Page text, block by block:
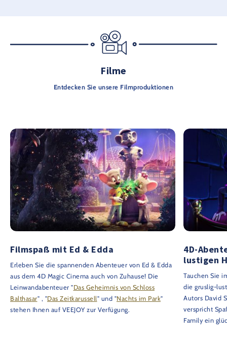
Filme
Entdecken Sie unsere Filmproduktionen
Filmspaß mit Ed & Edda
Erleben Sie die spannenden Abenteuer von Ed & Edda
aus dem 4D Magic Cinema auch von Zuhause! Die
Leinwandabenteuer "Das Geheimnis von Schloss
Balthasar" , "Das Zeitkarussell" und "Nachts im Park"
stehen Ihnen auf VEEJOY zur Verfügung.
4D-
lustigen
Tauchen Sie
die gruslig-
Autors David
verspricht
Family ein